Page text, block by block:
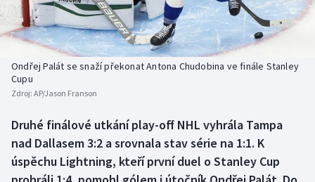
Basketbal
Biatlon
Boby a skeleton
Curling
Dostihy
Historické návraty
Aplikace ČT sport
AZ kvíz
Ondřej Palát se snaží překonat Antona Chudobina ve finále Stanley
Cupu
Zdroj: AP/Jason Franson
Druhé finálové utkání play-off NHL vyhrála Tampa
nad Dallasem 3:2 a srovnala stav série na 1:1. K
úspěchu Lightning, kteří první duel o Stanley Cup